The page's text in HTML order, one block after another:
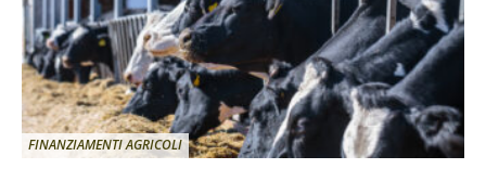
FINANZIAMENTI AGRICOLI